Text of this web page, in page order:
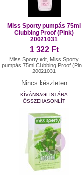
Miss Sporty pumpás 75ml
Clubbing Proof (Pink)
20021031
1 322 Ft
Miss Sporty edt, Miss Sporty
pumpás 75ml Clubbing Proof
20021031
Nincs készleten
KÍVÁNSÁGLISTÁRA
ÖSSZEHASONLÍT